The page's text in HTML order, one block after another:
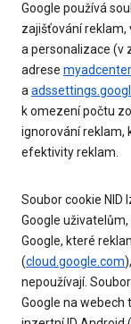
Google používá
zajišťování reklam,
a personalizace (v
adrese
a
k omezení počtu
ignorování reklam,
efektivity reklam.
Soubor cookie NID
Google
Google, které
(cloud.google.com
nepoužívají.
Google na webech